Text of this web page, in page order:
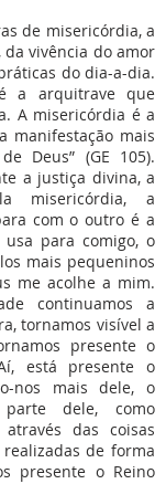
de misericórdia, a
vivência do amor
do dia-a-dia.
a arquitrave que
A misericórdia é a
manifestação mais
Deus” (GE 105).
a justiça divina, a
misericórdia, a
com o outro é a
para comigo, o
mais pequeninos
me acolhe a mim.
continuamos a
tornamos visível a
presente o
está presente o
nos mais dele, o
dele, como
das coisas
de forma
presente o Reino